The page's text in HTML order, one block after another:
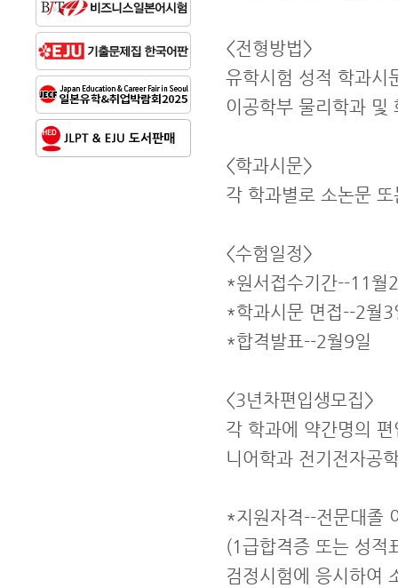
<전형방법>
유학시험 성적 학과시
이공학부 물리학과 및
<학과시문>
각 학과별로 소논문
<수험일정>
*원서접수기간--11월
*학과시문 면접--2월3
*합격발표--2월9일
<3년차편입생모집>
각 학과에 약간명의
니어학과 전기전자공
*지원자격--전문대졸
(1급합격증 또는 성적
검정시험에 응시하여